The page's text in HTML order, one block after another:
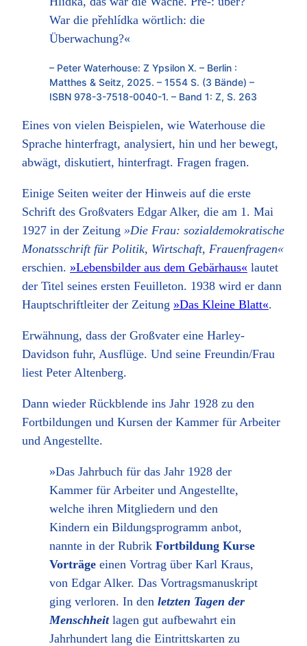
War die přehlídka wörtlich: die
Überwachung?«
– Peter Waterhouse: Z Ypsilon X. – Berlin :
Matthes & Seitz, 2025. – 1554 S. (3 Bände) –
ISBN 978-3-7518-0040-1. – Band 1: Z, S. 263
Eines von vielen Beispielen, wie Waterhouse die
Sprache hinterfragt, analysiert, hin und her bewegt,
abwägt, diskutiert, hinterfragt. Fragen fragen.
Einige Seiten weiter der Hinweis auf die erste
Schrift des Großvaters Edgar Alker, die am 1. Mai
1927 in der Zeitung »Die Frau: sozialdemokratische
Monatsschrift für Politik, Wirtschaft, Frauenfragen«
erschien. »Lebensbilder aus dem Gebärhaus« lautet
der Titel seines ersten Feuilleton. 1938 wird er dann
Hauptschriftleiter der Zeitung »Das Kleine Blatt«.
Erwähnung, dass der Großvater eine Harley-
Davidson fuhr, Ausflüge. Und seine Freundin/Frau
liest Peter Altenberg.
Dann wieder Rückblende ins Jahr 1928 zu den
Fortbildungen und Kursen der Kammer für Arbeiter
und Angestellte.
»Das Jahrbuch für das Jahr 1928 der
Kammer für Arbeiter und Angestellte,
welche ihren Mitgliedern und den
Kindern ein Bildungsprogramm anbot,
nannte in der Rubrik Fortbildung Kurse
Vorträge einen Vortrag über Karl Kraus,
von Edgar Alker. Das Vortragsmanuskript
ging verloren. In den letzten Tagen der
Menschheitlagen gut aufbewahrt ein
Jahrhundert lang die Eintrittskarten zu